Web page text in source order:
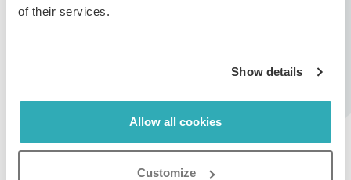
of their services.
Show details
Allow all cookies
Customize
bannerbild(er) eller video(r), justera storlek och